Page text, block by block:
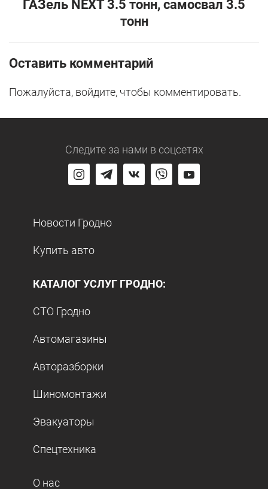
ГАЗель NEXT 3.5 тонн, самосвал 3.5
тонн
Оставить комментарий
Пожалуйста, войдите, чтобы комментировать.
Следите за нами в соцсетях
Новости Гродно
Купить авто
КАТАЛОГ УСЛУГ ГРОДНО:
СТО Гродно
Автомагазины
Авторазборки
Шиномонтажи
Эвакуаторы
Спецтехника
О нас